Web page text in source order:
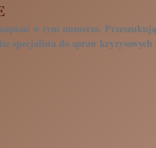
w tym numerze.
specjalista do spraw kryzysowych